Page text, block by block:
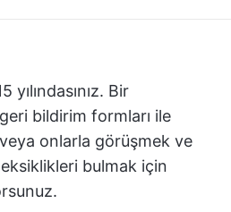
yılındasınız. Bir
bildirim formları ile
onlarla görüşmek ve
bulmak için